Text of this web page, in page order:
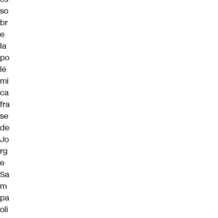
so
br
e
la
po
lé
mi
ca
fra
se
de
Jo
rg
e
Sa
m
pa
oli